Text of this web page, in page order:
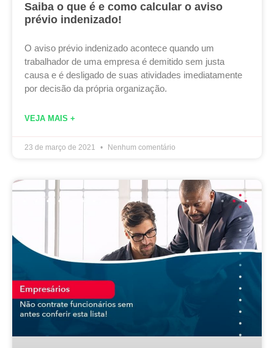
Saiba o que é e como calcular o aviso
prévio indenizado!
O aviso prévio indenizado acontece quando um
trabalhador de uma empresa é demitido sem justa
causa e é desligado de suas atividades imediatamente
por decisão da própria organização.
VEJA MAIS +
23 de março de 2021 Nenhum comentário